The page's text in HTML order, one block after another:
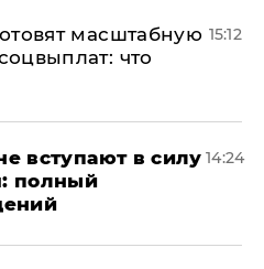
масштабную
что
15:12
вступают в силу
полный
14:24